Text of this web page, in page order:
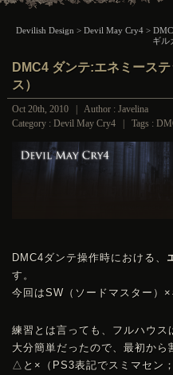
Devilish Design >Devil May Cry4 >
ギル
DMC4 ダンテ:エネミース
ス）
Oct 20th, 2010 | Author : Javelina
Category :Devil May Cry4 | Tags :
DMC4ダンテ操作時における、
す。
今回はSW（ソードマスター）×
練習とは言っても、フルハウ
大分簡単だったので、最初から
△と×（PS3表記でスミマセン